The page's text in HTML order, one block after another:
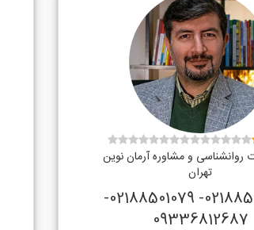
روانشناسی و مشاوره آرمان نوین
تهران
02188500457- 02188501079-
09336812687